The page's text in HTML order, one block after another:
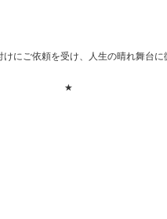
にご依頼を受け、人生の晴れ舞台
★